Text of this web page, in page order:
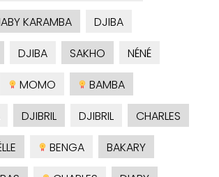
KARAMBA
DJIBA
DJIBA SAKHO
NÉNÉ
MOMO
BAMBA
DJIBRIL DJIBRIL
CHARLES
BENGA
BAKARY